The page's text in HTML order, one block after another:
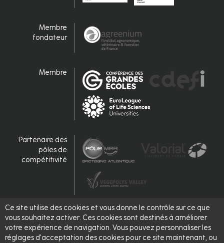
Ce site utilise des cookies et vous donne le contrôle sur ce que
vous souhaitez activer. Ces cookies sont destinés à améliorer
votre expérience de navigation. Vous pouvez personnaliser les
réglages d'acceptation des cookies pour ce site maintenant, ou
Membre
fondateur
Membre
Partenaire des
pôles de
compétitivité
Accrédité,
labellisé